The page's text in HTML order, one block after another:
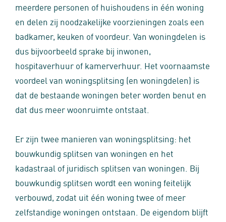
meerdere personen of huishoudens in één woning
en delen zij noodzakelijke voorzieningen zoals een
badkamer, keuken of voordeur. Van woningdelen is
dus bijvoorbeeld sprake bij inwonen,
hospitaverhuur of kamerverhuur. Het voornaamste
voordeel van woningsplitsing (en woningdelen) is
dat de bestaande woningen beter worden benut en
dat dus meer woonruimte ontstaat.
Er zijn twee manieren van woningsplitsing: het
bouwkundig splitsen van woningen en het
kadastraal of juridisch splitsen van woningen. Bij
bouwkundig splitsen wordt een woning feitelijk
verbouwd, zodat uit één woning twee of meer
zelfstandige woningen ontstaan. De eigendom blijft